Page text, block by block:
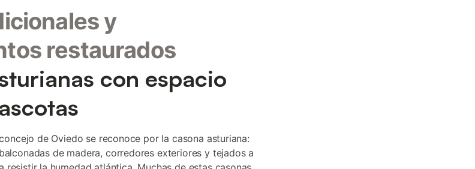
y
restaurados
con espacio
de Oviedo se reconoce por la casona asturiana:
de madera, corredores exteriores y tejados a